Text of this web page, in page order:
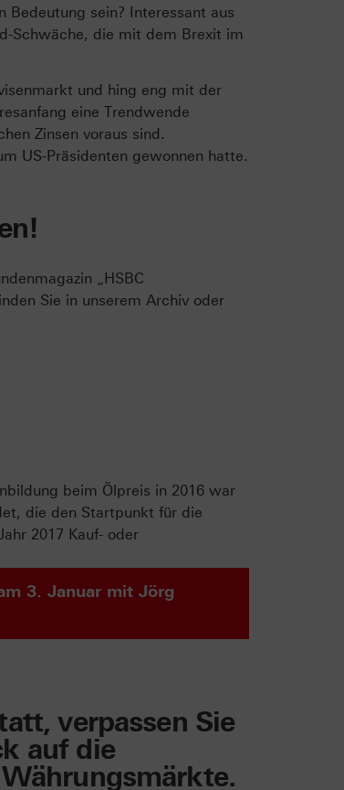
Bedeutung sein? Interessant aus
Schwäche, die mit dem Brexit im
und hing eng mit der
eine Trendwende
Zinsen voraus sind.
US-Präsidenten gewonnen hatte.
„HSBC
Sie in unserem Archiv oder
beim Ölpreis in 2016 war
die den Startpunkt für die
2017 Kauf- oder
3. Januar mit Jörg
verpassen Sie
auf die